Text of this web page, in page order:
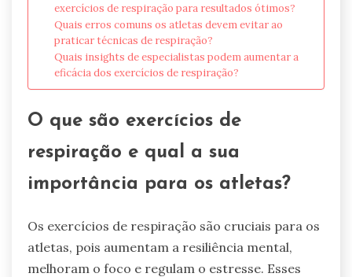
exercícios de respiração para resultados ótimos?
Quais erros comuns os atletas devem evitar ao
praticar técnicas de respiração?
Quais insights de especialistas podem aumentar a
eficácia dos exercícios de respiração?
O que são exercícios de
respiração e qual a sua
importância para os atletas?
Os exercícios de respiração são cruciais para os
atletas, pois aumentam a resiliência mental,
melhoram o foco e regulam o estresse. Esses